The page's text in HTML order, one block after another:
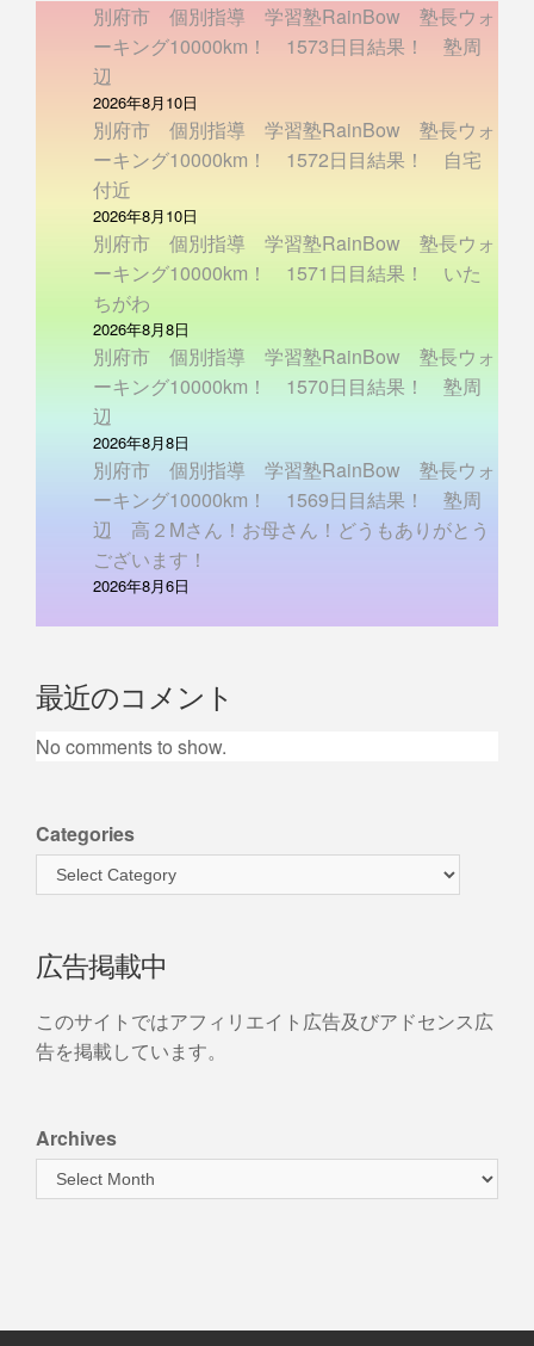
別府市 個別指導 学習塾RainBow 塾長ウォ
ーキング10000km！ 1573日目結果！ 塾周
辺
2026年8月10日
別府市 個別指導 学習塾RainBow 塾長ウォ
ーキング10000km！ 1572日目結果！ 自宅
付近
2026年8月10日
別府市 個別指導 学習塾RainBow 塾長ウォ
ーキング10000km！ 1571日目結果！ いた
ちがわ
2026年8月8日
別府市 個別指導 学習塾RainBow 塾長ウォ
ーキング10000km！ 1570日目結果！ 塾周
辺
2026年8月8日
別府市 個別指導 学習塾RainBow 塾長ウォ
ーキング10000km！ 1569日目結果！ 塾周
辺 高２Mさん！お母さん！どうもありがとう
ございます！
2026年8月6日
最近のコメント
No comments to show.
Categories
広告掲載中
このサイトではアフィリエイト広告及びアドセンス広
告を掲載しています。
Archives